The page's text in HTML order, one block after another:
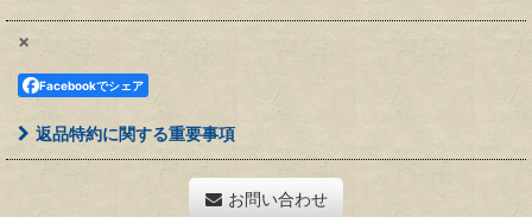
×
Facebookでシェア
返品特約に関する重要事項
お問い合わせ